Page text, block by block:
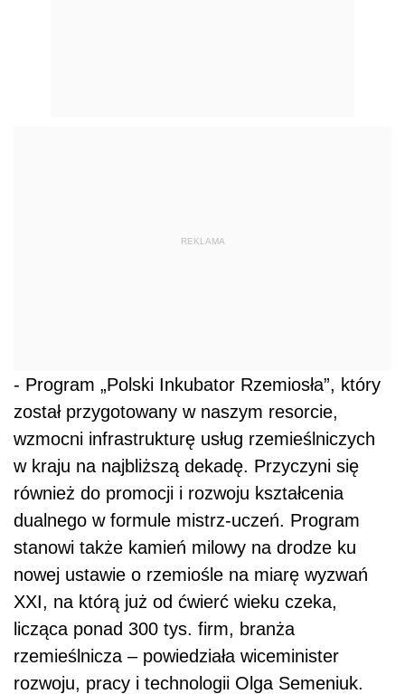
REKLAMA
- Program „Polski Inkubator Rzemiosła”, który
został przygotowany w naszym resorcie,
wzmocni infrastrukturę usług rzemieślniczych
w kraju na najbliższą dekadę. Przyczyni się
również do promocji i rozwoju kształcenia
dualnego w formule mistrz-uczeń. Program
stanowi także kamień milowy na drodze ku
nowej ustawie o rzemiośle na miarę wyzwań
XXI, na którą już od ćwierć wieku czeka,
licząca ponad 300 tys. firm, branża
rzemieślnicza – powiedziała wiceminister
rozwoju, pracy i technologii Olga Semeniuk.